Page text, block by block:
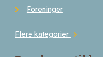
Foreninger
Flere kategorier chevron_right